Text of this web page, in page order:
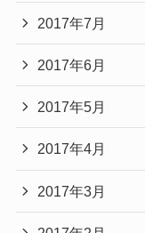
2017年7月
2017年6月
2017年5月
2017年4月
2017年3月